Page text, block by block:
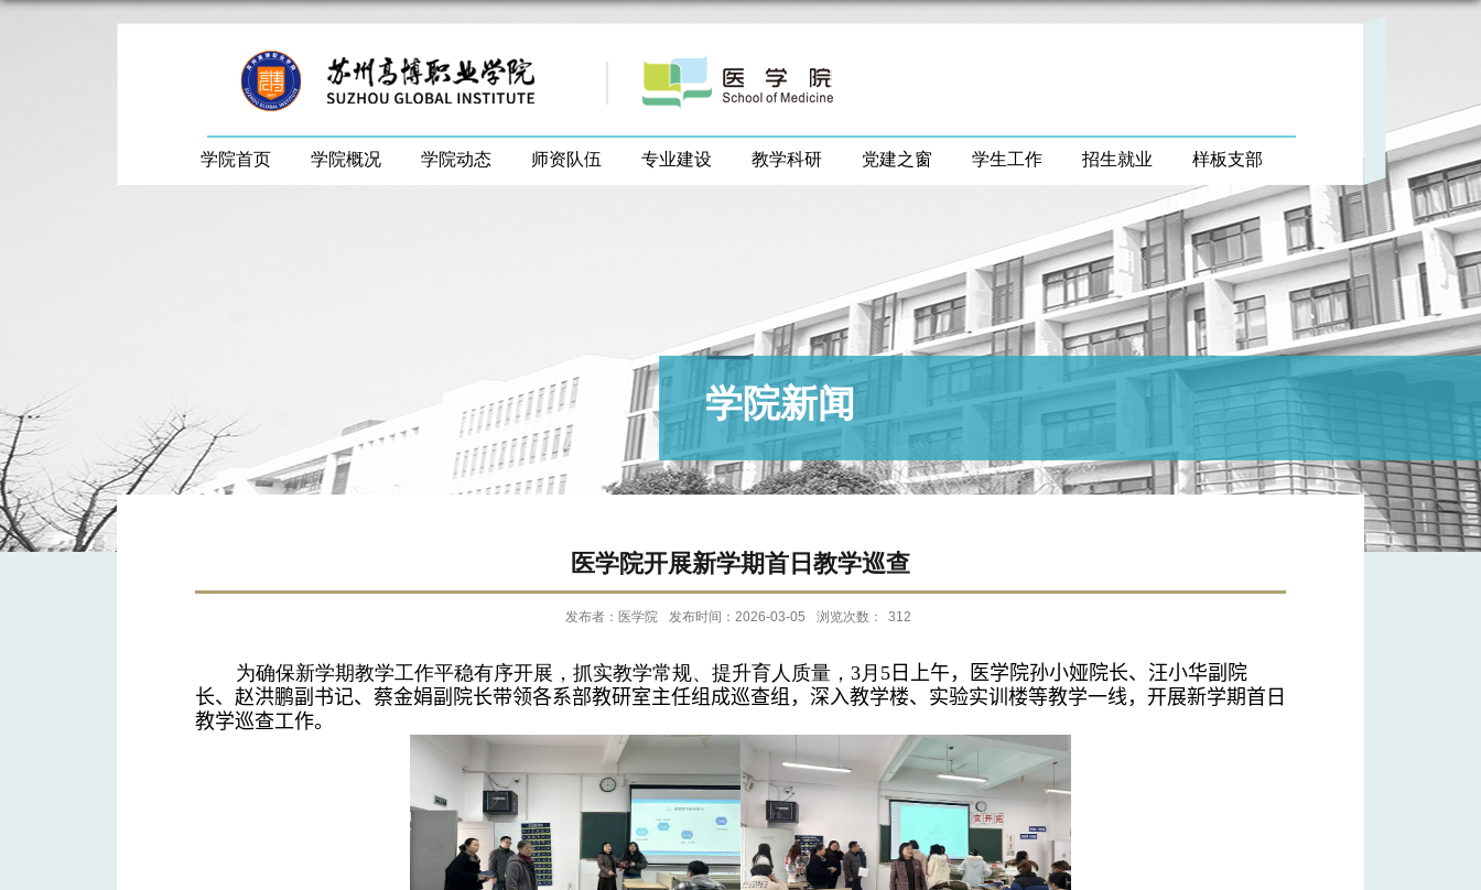
学院新闻
学院首页 学院概况 学院动态 师资队伍 专业建设 教学科研 党建之窗 学生工作 招生就业 样板支部
医学院开展新学期首日教学巡查
发布者：医学院 发布时间：2026-03-05 浏览次数： 312
为确保新学期教学工作平稳有序开展，抓实教学常规、提升育人质量，3 月 5 日上午， 医学院孙小娅院长、汪小华副院
长、赵洪鹏副书记、蔡金娟副院长带领各系部教研室主任组成巡查组，深入教学楼、实验实训楼等教学一线，开展新学期首日
教学巡查工作。